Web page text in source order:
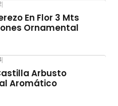
En Flor 3 Mts
Ornamental
|
Arbusto
Aromático